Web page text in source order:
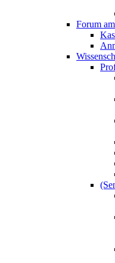
Forum